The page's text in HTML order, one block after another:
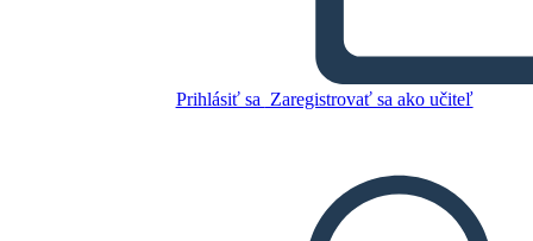
Prihlásiť sa Zaregistrovať sa ako učiteľ
PREHRAŤ PREZENTÁCIU